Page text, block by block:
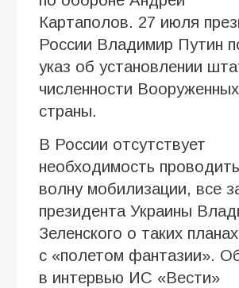
Картаполов. 27 июля
России Владимир Путин
указ об установлении
численности
страны.
В России отсутствует
необходимость
волну мобилизации, все
президента Украины
Зеленского о таких
с «полетом фантазии».
в интервью ИC «Вести»